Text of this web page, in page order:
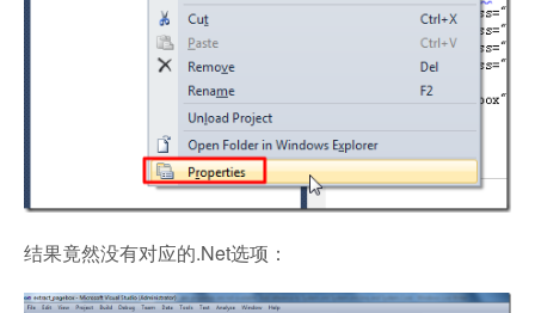
结果竟然没有对应的.Net选项：